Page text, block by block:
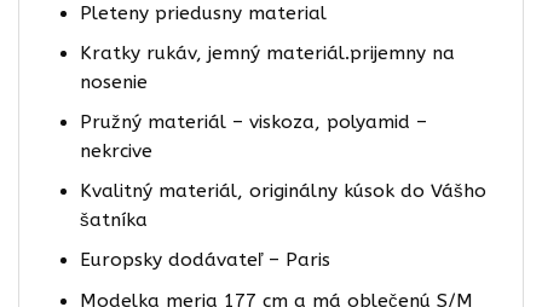
Pleteny priedusny material
Kratky rukáv, jemný materiál.prijemny na
nosenie
Pružný materiál – viskoza, polyamid –
nekrcive
Kvalitný materiál, originálny kúsok do Vášho
šatníka
Europsky dodávateľ – Paris
Modelka meria 177 cm a má oblečenú S/M